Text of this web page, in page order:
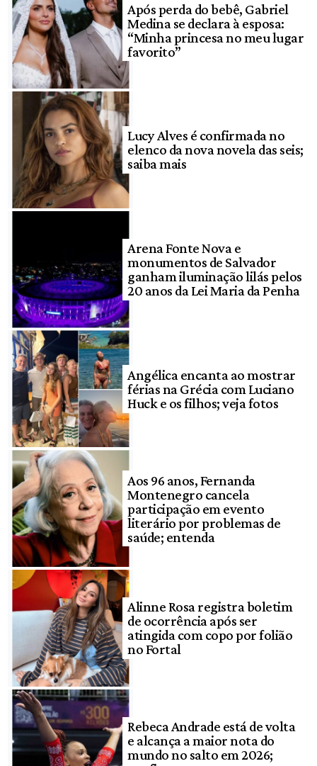
Após perda do bebê, Gabriel
Medina se declara à esposa:
“Minha princesa no meu lugar
favorito”
Lucy Alves é confirmada no
elenco da nova novela das seis;
saiba mais
Arena Fonte Nova e
monumentos de Salvador
ganham iluminação lilás pelos
20 anos da Lei Maria da Penha
Angélica encanta ao mostrar
férias na Grécia com Luciano
Huck e os filhos; veja fotos
Aos 96 anos, Fernanda
Montenegro cancela
participação em evento
literário por problemas de
saúde; entenda
Alinne Rosa registra boletim
de ocorrência após ser
atingida com copo por folião
no Fortal
Rebeca Andrade está de volta
e alcança a maior nota do
mundo no salto em 2026;